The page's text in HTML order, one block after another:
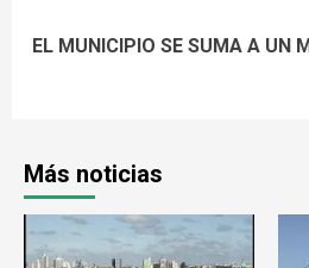
EL MUNICIPIO SE SUMA A UN
Más noticias